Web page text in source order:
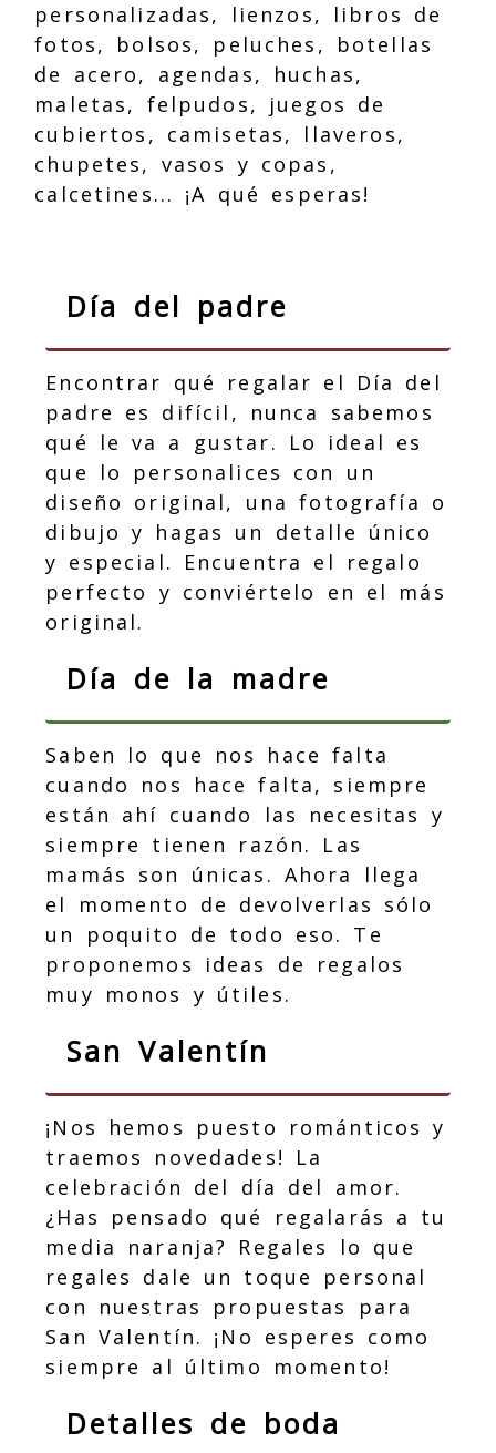
personalizadas, lienzos, libros de
fotos, bolsos, peluches, botellas
de acero, agendas, huchas,
maletas, felpudos, juegos de
cubiertos, camisetas, llaveros,
chupetes, vasos y copas,
calcetines... ¡A qué esperas!
Día del padre
Encontrar qué regalar el Día del
padre es difícil, nunca sabemos
qué le va a gustar. Lo ideal es
que lo personalices con un
diseño original, una fotografía o
dibujo y hagas un detalle único
y especial. Encuentra el regalo
perfecto y conviértelo en el más
original.
Día de la madre
Saben lo que nos hace falta
cuando nos hace falta, siempre
están ahí cuando las necesitas y
siempre tienen razón. Las
mamás son únicas. Ahora llega
el momento de devolverlas sólo
un poquito de todo eso. Te
proponemos ideas de regalos
muy monos y útiles.
San Valentín
¡Nos hemos puesto románticos y
traemos novedades! La
celebración del día del amor.
¿Has pensado qué regalarás a tu
media naranja? Regales lo que
regales dale un toque personal
con nuestras propuestas para
San Valentín. ¡No esperes como
siempre al último momento!
Detalles de boda